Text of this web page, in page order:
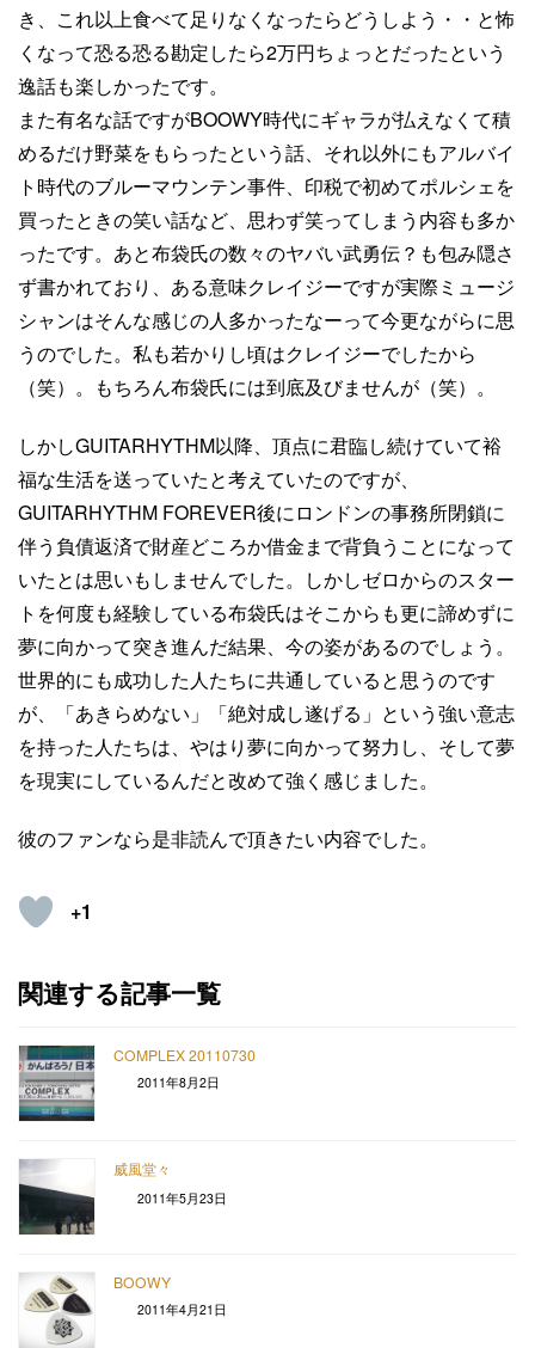
き、これ以上食べて足りなくなったらどうしよう・・と怖
くなって恐る恐る勘定したら2万円ちょっとだったという
逸話も楽しかったです。
また有名な話ですがBOOWY時代にギャラが払えなくて積
めるだけ野菜をもらったという話、それ以外にもアルバイ
ト時代のブルーマウンテン事件、印税で初めてポルシェを
買ったときの笑い話など、思わず笑ってしまう内容も多か
ったです。あと布袋氏の数々のヤバい武勇伝？も包み隠さ
ず書かれており、ある意味クレイジーですが実際ミュージ
シャンはそんな感じの人多かったなーって今更ながらに思
うのでした。私も若かりし頃はクレイジーでしたから
（笑）。もちろん布袋氏には到底及びませんが（笑）。
しかしGUITARHYTHM以降、頂点に君臨し続けていて裕
福な生活を送っていたと考えていたのですが、
GUITARHYTHM FOREVER後にロンドンの事務所閉鎖に
伴う負債返済で財産どころか借金まで背負うことになって
いたとは思いもしませんでした。しかしゼロからのスター
トを何度も経験している布袋氏はそこからも更に諦めずに
夢に向かって突き進んだ結果、今の姿があるのでしょう。
世界的にも成功した人たちに共通していると思うのです
が、「あきらめない」「絶対成し遂げる」という強い意志
を持った人たちは、やはり夢に向かって努力し、そして夢
を現実にしているんだと改めて強く感じました。
彼のファンなら是非読んで頂きたい内容でした。
+1
関連する記事一覧
COMPLEX 20110730
2011年8月2日
威風堂々
2011年5月23日
BOOWY
2011年4月21日